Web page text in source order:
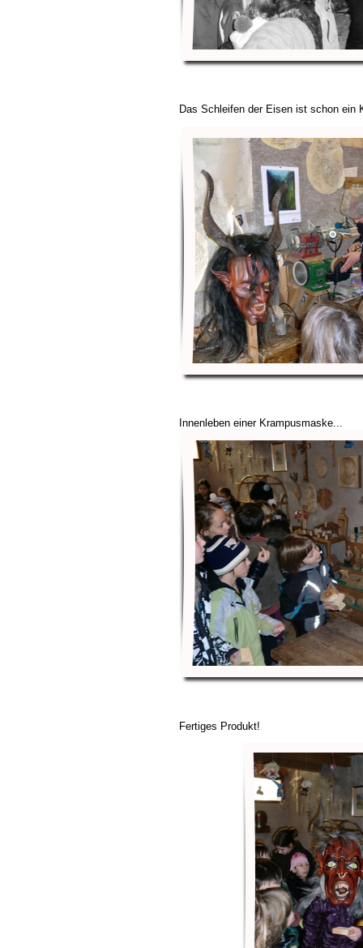
Das Schleifen der Eisen ist schon ein
Innenleben einer Krampusmaske...
Fertiges Produkt!